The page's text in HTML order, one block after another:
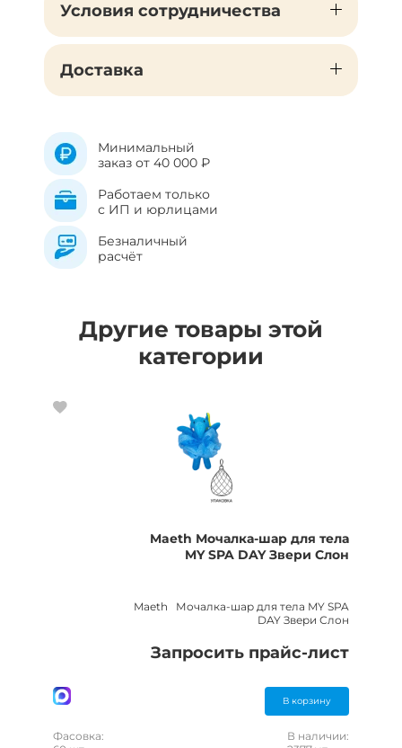
Условия сотрудничества
Доставка
Минимальный
заказ от 40 000 ₽
Работаем только
с ИП и юрлицами
Безналичный
расчёт
Другие товары этой
категории
Maeth Мочалка-шар для тела
MY SPA DAY Звери Слон
Maeth Мочалка-шар для тела MY SPA
DAY Звери Слон
Запросить прайс-лист
В корзину
Фасовка:
В наличии: